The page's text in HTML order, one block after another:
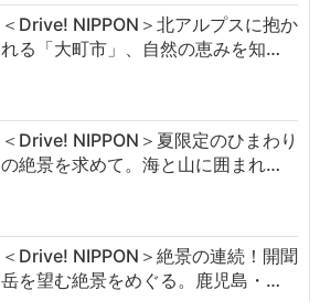
＜Drive! NIPPON＞北アルプスに抱か
れる「大町市」、自然の恵みを知…
＜Drive! NIPPON＞夏限定のひまわり
の絶景を求めて。海と山に囲まれ…
＜Drive! NIPPON＞絶景の連続！開聞
岳を望む絶景をめぐる。鹿児島・…